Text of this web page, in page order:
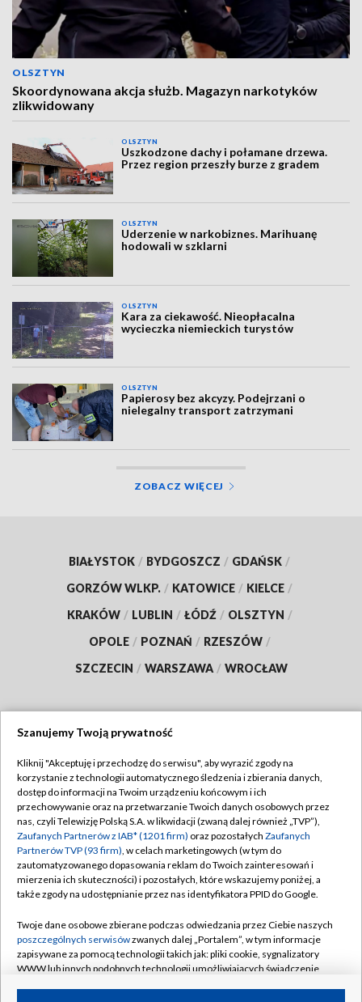
OLSZTYN
Skoordynowana akcja służb. Magazyn narkotyków
zlikwidowany
OLSZTYN
Uszkodzone dachy i połamane drzewa.
Przez region przeszły burze z gradem
OLSZTYN
Uderzenie w narkobiznes. Marihuanę
hodowali w szklarni
OLSZTYN
Kara za ciekawość. Nieopłacalna
wycieczka niemieckich turystów
OLSZTYN
Papierosy bez akcyzy. Podejrzani o
nielegalny transport zatrzymani
ZOBACZ WIĘCEJ
BIAŁYSTOK / BYDGOSZCZ / GDAŃSK /
GORZÓW WLKP. / KATOWICE / KIELCE /
KRAKÓW / LUBLIN / ŁÓDŹ / OLSZTYN /
OPOLE / POZNAŃ / RZESZÓW /
SZCZECIN / WARSZAWA / WROCŁAW
TVP
Abonament TVP
Emisja w TVP
Centrum informacji TVP
Naziemna Telewizja Cyfrowa
Rada Programowa
System NOS
Informacje o nadawcy
Regulamin TVP
Polityka prywatności
Moje zgody
Pomoc
Kontakt
Kanały
Szanujemy Twoją prywatność
Kliknij "Akceptuję i przechodzę do serwisu", aby wyrazić zgody na
korzystanie z technologii automatycznego śledzenia i zbierania danych,
dostęp do informacji na Twoim urządzeniu końcowym i ich
przechowywanie oraz na przetwarzanie Twoich danych osobowych przez
nas, czyli Telewizję Polską S.A. w likwidacji (zwaną dalej również „TVP”),
Zaufanych Partnerów z IAB* (1201 firm) oraz pozostałych Zaufanych
Partnerów TVP (93 firm), w celach marketingowych (w tym do
zautomatyzowanego dopasowania reklam do Twoich zainteresowań i
mierzenia ich skuteczności) i pozostałych, które wskazujemy poniżej, a
także zgody na udostępnianie przez nas identyfikatora PPID do Google.
Twoje dane osobowe zbierane podczas odwiedzania przez Ciebie naszych
poszczególnych serwisówzwanych dalej „Portalem”, w tym informacje
zapisywane za pomocą technologii takich jak: pliki cookie, sygnalizatory
WWW lub innych podobnych technologii umożliwiających świadczenie